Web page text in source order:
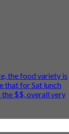
the food variety is
that for Sat lunch
$$, overall very